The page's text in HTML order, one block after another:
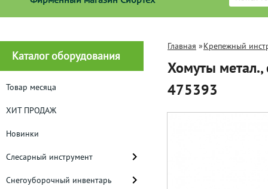
Каталог оборудования
Товар месяца
ХИТ ПРОДАЖ
Новинки
Слесарный инструмент
Снегоуборочный инвентарь
Главная »Крепежный
Хомуты
475393